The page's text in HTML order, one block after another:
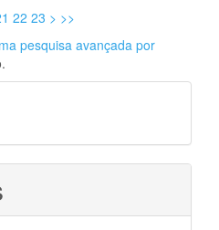
22 23 > >>
pesquisa avançada por